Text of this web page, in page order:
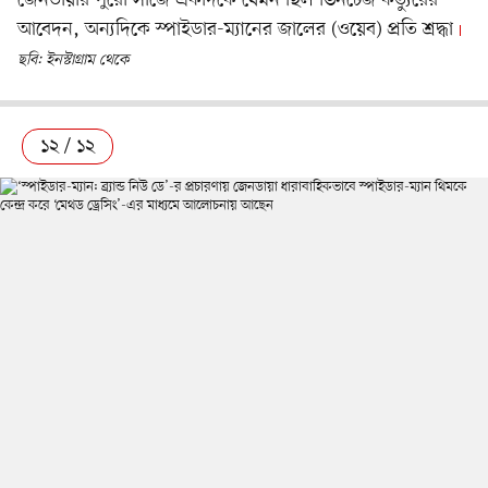
আবেদন, অন্যদিকে স্পাইডার-ম্যানের জালের (ওয়েব) প্রতি শ্রদ্ধা
ছবি: ইনস্টাগ্রাম থেকে
১২ / ১২